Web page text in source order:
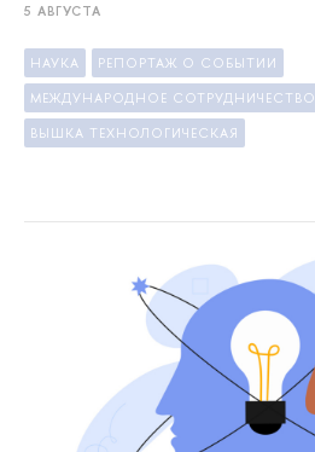
5 АВГУСТА
НАУКА РЕПОРТАЖ О СОБЫТИИ
МЕЖДУНАРОДНОЕ СОТРУДНИЧЕСТВО
ВЫШКА ТЕХНОЛОГИЧЕСКАЯ